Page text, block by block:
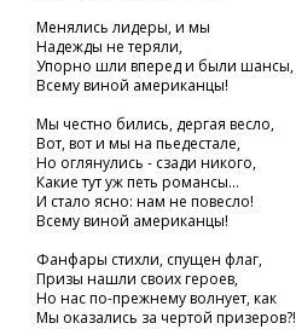
Менялись лидеры, и мы
Надежды не теряли,
Упорно шли вперед и были шансы,
Всему виной американцы!
Мы честно бились, дергая весло,
Вот, вот и мы на пьедестале,
Но оглянулись - сзади никого,
Какие тут уж петь романсы...
И стало ясно: нам не повесло!
Всему виной американцы!
Фанфары стихли, спущен флаг,
Призы нашли своих героев,
Но нас по-прежнему волнует, как
Мы оказались за чертой призеров?!